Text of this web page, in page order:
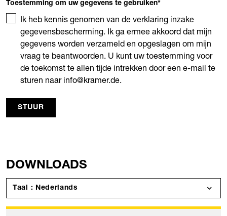
Toestemming om uw gegevens te gebruiken*
Ik heb kennis genomen van de verklaring inzake
gegevensbescherming. Ik ga ermee akkoord dat mijn
gegevens worden verzameld en opgeslagen om mijn
vraag te beantwoorden. U kunt uw toestemming voor
de toekomst te allen tijde intrekken door een e-mail te
sturen naar info@kramer.de.
STUUR
DOWNLOADS
Taal : Nederlands